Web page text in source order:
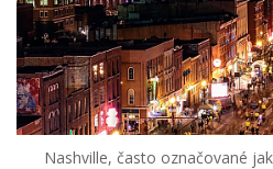
Nashville, často označované